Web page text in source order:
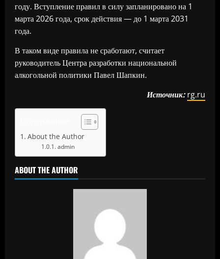
году. Вступление правил в силу запланировано на 1
марта 2026 года, срок действия — до 1 марта 2031
года.
В таком виде правила не сработают, считает
руководитель Центра разработки национальной
алкогольной политики Павел Шапкин.
Источник: rg.ru
About the Author
admin
ABOUT THE AUTHOR